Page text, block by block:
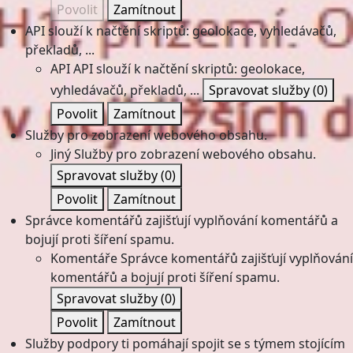
Povolit
Zamítnout
API slouží k načtění skriptů: geolokace, vyhledávačů,
překladů, ...
APIAPI slouží k načtění skriptů: geolokace,
vyhledávačů, překladů, ... Spravovat služby(0)
Povolit
Zamítnout
Služby pro zobrazení webového obsahu.
JinýSlužby pro zobrazení webového obsahu.
Spravovat služby(0)
Povolit
Zamítnout
Správce komentářů zajišťují vyplňování komentářů a
bojují proti šíření spamu.
KomentářeSprávce komentářů zajišťují vyplňování
komentářů a bojují proti šíření spamu.
Spravovat služby(0)
Povolit
Zamítnout
Služby podpory ti pomáhají spojit se s týmem stojícím